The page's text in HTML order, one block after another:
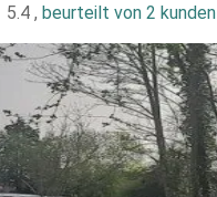
5.4 , beurteilt von 2 kunden